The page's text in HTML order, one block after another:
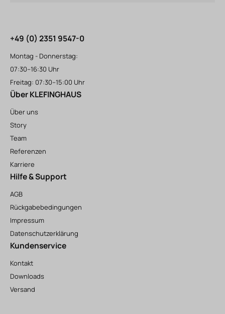
+49 (0) 2351 9547-0
Montag - Donnerstag:
07:30–16:30 Uhr
Freitag: 07:30–15:00 Uhr
Über KLEFINGHAUS
Über uns
Story
Team
Referenzen
Karriere
Hilfe & Support
AGB
Rückgabebedingungen
Impressum
Datenschutzerklärung
Kundenservice
Kontakt
Downloads
Versand